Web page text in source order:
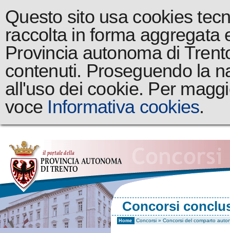
Questo sito usa cookies
raccolta in forma aggregata
Provincia autonoma di
contenuti. Proseguendo la
all'uso dei cookie. Per
voce Informativa cookies.
Concorsi
Home Concorsi » Concorsi del comparto